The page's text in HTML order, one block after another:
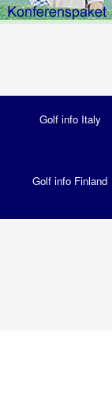
Golf info Italy
Golf info Finland